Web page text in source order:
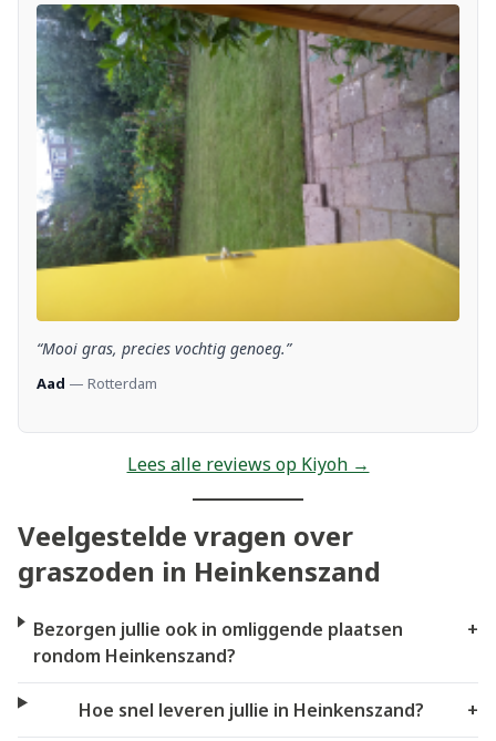
“Mooi gras, precies vochtig genoeg.”
Aad — Rotterdam
Lees alle reviews op Kiyoh →
Veelgestelde vragen over
graszoden in Heinkenszand
Bezorgen jullie ook in omliggende plaatsen
rondom Heinkenszand?
+
Hoe snel leveren jullie in Heinkenszand? +